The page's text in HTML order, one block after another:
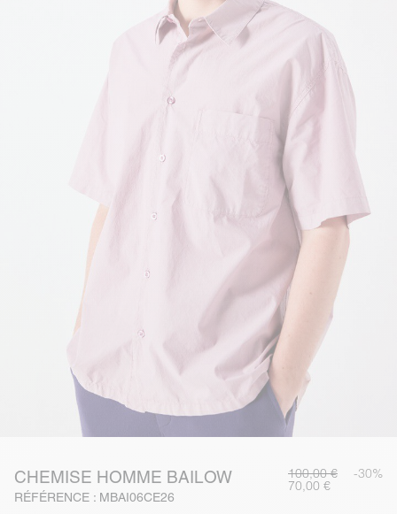
CHEMISE HOMME BAILOW
RÉFÉRENCE : MBAI06CE26
100,00 € -30%
70,00 €